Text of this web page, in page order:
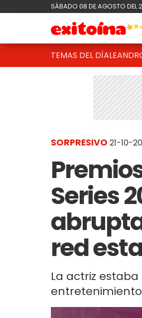
SÁBADO 08 DE AGOSTO DEL
TEMAS DEL DÍA
SORPRESIVO 21-10-
Series
red
La actriz